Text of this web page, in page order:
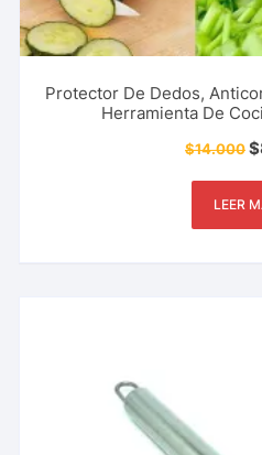
Protector De Dedos,
Herramienta De
$14.000$
LEER